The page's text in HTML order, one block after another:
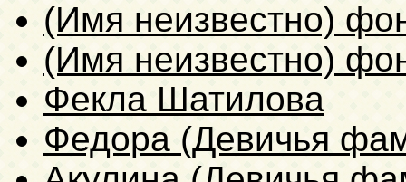
(Имя неизвестно)
(Имя неизвестно)
Фекла Шатилова
Федора (Девичья